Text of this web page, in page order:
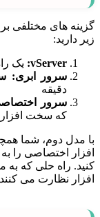
زیر دارید:
vServer: یک
سرور ابری:
دقیقه
سرور
که سخت افزار
با مدل دوم، شما
افزار اختصاصی را به
کنید. راه حلی که
افزار نظارت می